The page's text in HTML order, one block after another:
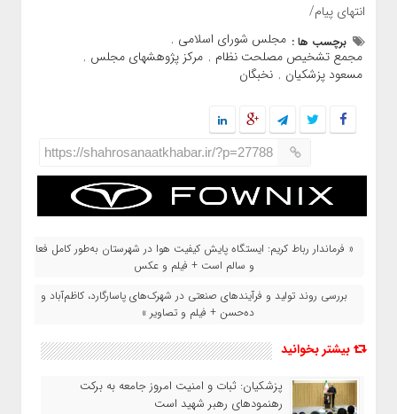
انتهای پیام/
برچسب ها : مجلس شورای اسلامی ,
مجمع تشخیص مصلحت نظام , مرکز پژوهشهای مجلس ,
مسعود پزشکیان , نخبگان
https://shahrosanaatkhabar.ir/?p=27788
« فرماندار رباط‌ کریم: ایستگاه پایش کیفیت هوا در شهرستان به‌طور کامل فعال
و سالم است + فیلم و عکس
بررسی روند تولید و فرآیندهای صنعتی در شهرک‌های پاسارگارد، کاظم‌آباد و
ده‌حسن + فیلم و تصاویر »
بیشتر بخوانید
پزشکیان: ثبات و امنیت امروز جامعه به برکت
رهنمودهای رهبر شهید است